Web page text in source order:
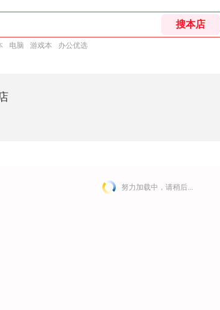
电脑 游戏本 办公优选
努力加载中，请稍后...